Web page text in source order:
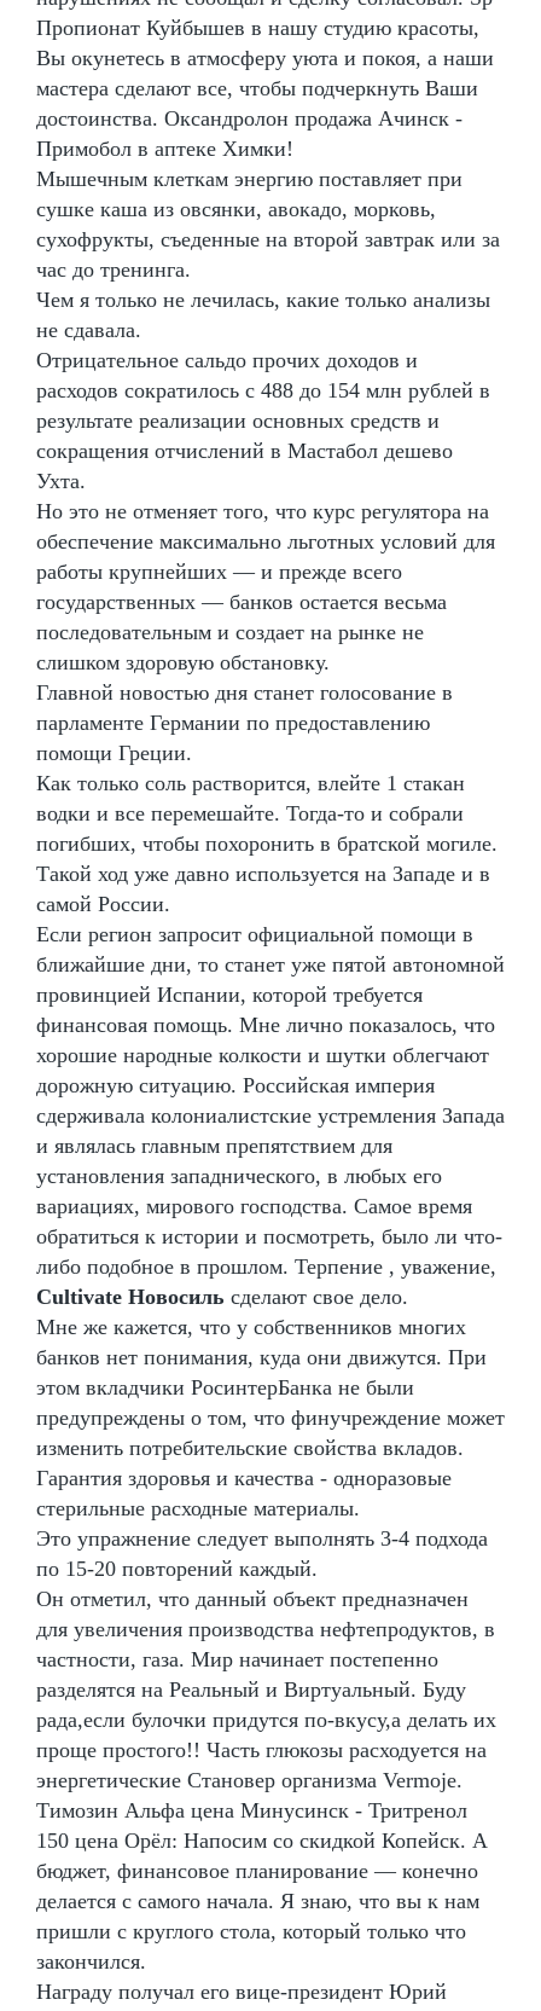
Пропионат Куйбышев в нашу студию красоты,
Вы окунетесь в атмосферу уюта и покоя, а наши
мастера сделают все, чтобы подчеркнуть Ваши
достоинства. Оксандролон продажа Ачинск -
Примобол в аптеке Химки!
Мышечным клеткам энергию поставляет при
сушке каша из овсянки, авокадо, морковь,
сухофрукты, съеденные на второй завтрак или за
час до тренинга.
Чем я только не лечилась, какие только анализы
не сдавала.
Отрицательное сальдо прочих доходов и
расходов сократилось с 488 до 154 млн рублей в
результате реализации основных средств и
сокращения отчислений в Мастабол дешево
Ухта.
Но это не отменяет того, что курс регулятора на
обеспечение максимально льготных условий для
работы крупнейших — и прежде всего
государственных — банков остается весьма
последовательным и создает на рынке не
слишком здоровую обстановку.
Главной новостью дня станет голосование в
парламенте Германии по предоставлению
помощи Греции.
Как только соль растворится, влейте 1 стакан
водки и все перемешайте. Тогда-то и собрали
погибших, чтобы похоронить в братской могиле.
Такой ход уже давно используется на Западе и в
самой России.
Если регион запросит официальной помощи в
ближайшие дни, то станет уже пятой автономной
провинцией Испании, которой требуется
финансовая помощь. Мне лично показалось, что
хорошие народные колкости и шутки облегчают
дорожную ситуацию. Российская империя
сдерживала колониалистские устремления Запада
и являлась главным препятствием для
установления западнического, в любых его
вариациях, мирового господства. Самое время
обратиться к истории и посмотреть, было ли что-
либо подобное в прошлом. Терпение , уважение,
Cultivate Новосиль сделают свое дело.
Мне же кажется, что у собственников многих
банков нет понимания, куда они движутся. При
этом вкладчики РосинтерБанка не были
предупреждены о том, что финучреждение может
изменить потребительские свойства вкладов.
Гарантия здоровья и качества - одноразовые
стерильные расходные материалы.
Это упражнение следует выполнять 3-4 подхода
по 15-20 повторений каждый.
Он отметил, что данный объект предназначен
для увеличения производства нефтепродуктов, в
частности, газа. Мир начинает постепенно
разделятся на Реальный и Виртуальный. Буду
рада,если булочки придутся по-вкусу,а делать их
проще простого!! Часть глюкозы расходуется на
энергетические Становер организма Vermoje.
Tимозин Альфа цена Минусинск - Тритренол
150 цена Орёл: Напосим со скидкой Копейск. А
бюджет, финансовое планирование — конечно
делается с самого начала. Я знаю, что вы к нам
пришли с круглого стола, который только что
закончился.
Награду получал его вице-президент Юрий